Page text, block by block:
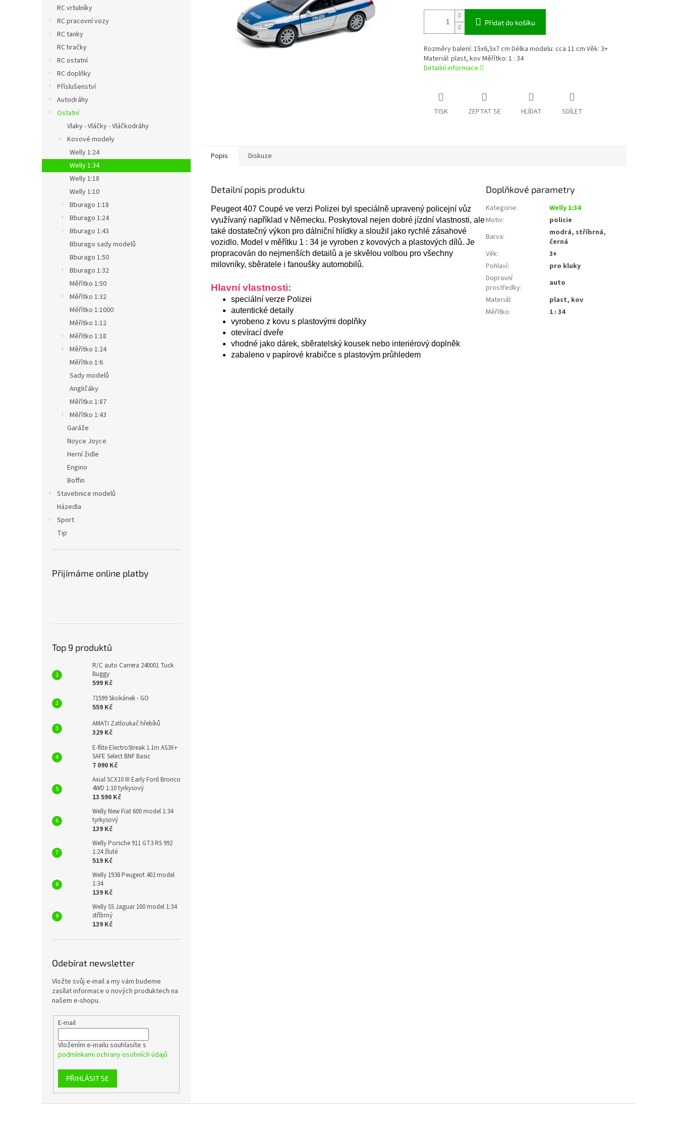
RC vrtulníky
RC pracovní vozy
RC tanky
RC hračky
RC ostatní
RC doplňky
Příslušenství
Autodráhy
Ostatní
Vlaky - Vláčky - Vláčkodráhy
Kovové modely
Welly 1:24
Welly 1:34
Welly 1:18
Welly 1:10
Bburago 1:18
Bburago 1:24
Bburago 1:43
Bburago sady modelů
Bburago 1:50
Bburago 1:32
Měřítko 1:50
Měřítko 1:32
Měřítko 1:1000
Měřítko 1:12
Měřítko 1:18
Měřítko 1:24
Měřítko 1:6
Sady modelů
Angličáky
Měřítko 1:87
Měřítko 1:43
Garáže
Noyce Joyce
Herní židle
Engino
Boffin
Stavebnice modelů
Házedla
Sport
Tip
Přijímáme online platby
Top 9 produktů
R/C auto Carrera 240001 Tuck
Buggy
599 Kč
71599 Skokánek - GO
559 Kč
AMATI Zatloukač hřebíků
329 Kč
E-flite ElectroStreak 1.1m AS3X+
SAFE Select BNF Basic
7 090 Kč
Axial SCX10 III Early Ford Bronco
4WD 1:10 tyrkysový
13 590 Kč
Welly New Fiat 600 model 1:34
tyrkysový
139 Kč
Welly Porsche 911 GT3 RS 992
1:24 žluté
519 Kč
Welly 1938 Peugeot 402 model
1:34
139 Kč
Welly SS Jaguar 100 model 1:34
stříbrný
139 Kč
Odebírat newsletter
Vložte svůj e-mail a my vám budeme
zasílat informace o nových produktech na
našem e-shopu.
E-mail
Vložením e-mailu souhlasíte s
podmínkami ochrany osobních údajů
PŘIHLÁSIT SE
Přidat do košíku
Rozměry balení: 15x6,5x7 cm Délka modelu: cca 11 cm Věk: 3+
Materiál: plast, kov Měřítko: 1 : 34
Detailní informace
TISK ZEPTAT SE HLÍDAT SDÍLET
Popis Diskuze
Detailní popis produktu
Peugeot 407 Coupé ve verzi Polizei byl speciálně upravený policejní vůz
využívaný například v Německu. Poskytoval nejen dobré jízdní vlastnosti, ale
také dostatečný výkon pro dálniční hlídky a sloužil jako rychlé zásahové
vozidlo. Model v měřítku 1 : 34 je vyroben z kovových a plastových dílů. Je
propracován do nejmenších detailů a je skvělou volbou pro všechny
milovníky, sběratele i fanoušky automobilů.
Hlavní vlastnosti:
speciální verze Polizei
autentické detaily
vyrobeno z kovu s plastovými doplňky
otevírací dveře
vhodné jako dárek, sběratelský kousek nebo interiérový doplněk
zabaleno v papírové krabičce s plastovým průhledem
Doplňkové parametry
Kategorie:
Welly 1:34
Motiv:
policie
Barva:
modrá, stříbrná,
černá
Věk:
3+
Pohlaví:
pro kluky
Dopravní
prostředky:
auto
Materiál:
plast, kov
Měřítko: 1 : 34